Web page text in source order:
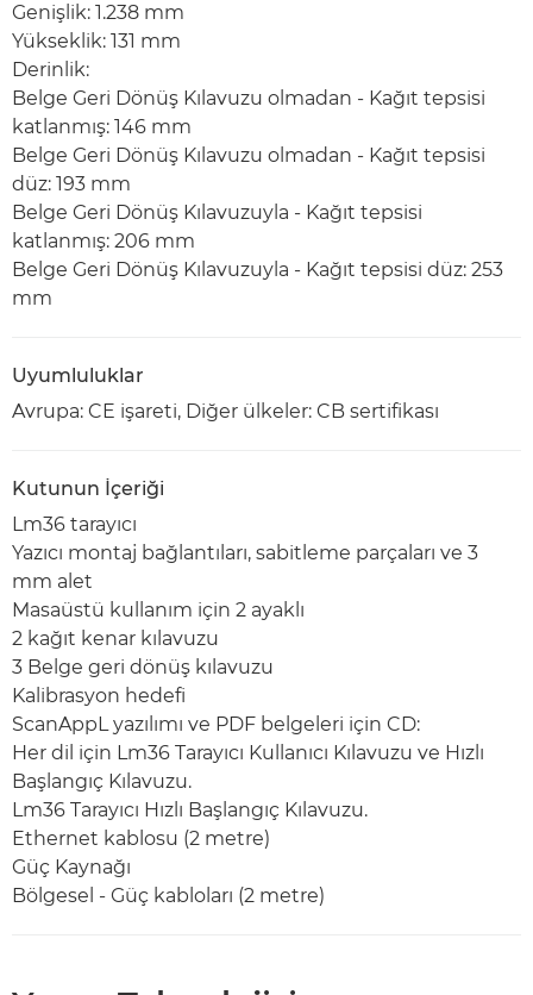
Genişlik: 1.238 mm
Yükseklik: 131 mm
Derinlik:
Belge Geri Dönüş Kılavuzu olmadan - Kağıt tepsisi
katlanmış: 146 mm
Belge Geri Dönüş Kılavuzu olmadan - Kağıt tepsisi
düz: 193 mm
Belge Geri Dönüş Kılavuzuyla - Kağıt tepsisi
katlanmış: 206 mm
Belge Geri Dönüş Kılavuzuyla - Kağıt tepsisi düz: 253
mm
Uyumluluklar
Avrupa: CE işareti, Diğer ülkeler: CB sertifikası
Kutunun İçeriği
Lm36 tarayıcı
Yazıcı montaj bağlantıları, sabitleme parçaları ve 3
mm alet
Masaüstü kullanım için 2 ayaklı
2 kağıt kenar kılavuzu
3 Belge geri dönüş kılavuzu
Kalibrasyon hedefi
ScanAppL yazılımı ve PDF belgeleri için CD:
Her dil için Lm36 Tarayıcı Kullanıcı Kılavuzu ve Hızlı
Başlangıç Kılavuzu.
Lm36 Tarayıcı Hızlı Başlangıç Kılavuzu.
Ethernet kablosu (2 metre)
Güç Kaynağı
Bölgesel - Güç kabloları (2 metre)